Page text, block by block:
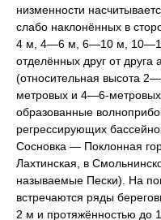
низменности
слабо наклонённых в
4 м, 4—6 м, 6—10 м,
отделённых друг от
(относительная высота
метровых и 4—6-
образованные
регрессирующих
Сосновка — Поклонная
Лахтинская, в
называемые Пески). На
встречаются ряды
2 м и протяжённостью до